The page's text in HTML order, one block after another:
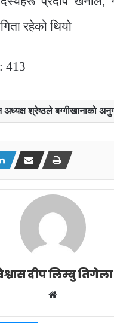
रहेको थियो
413
श्रेष्ठले बग्गीखानाको
दीप लिम्बु तिगेला
Website